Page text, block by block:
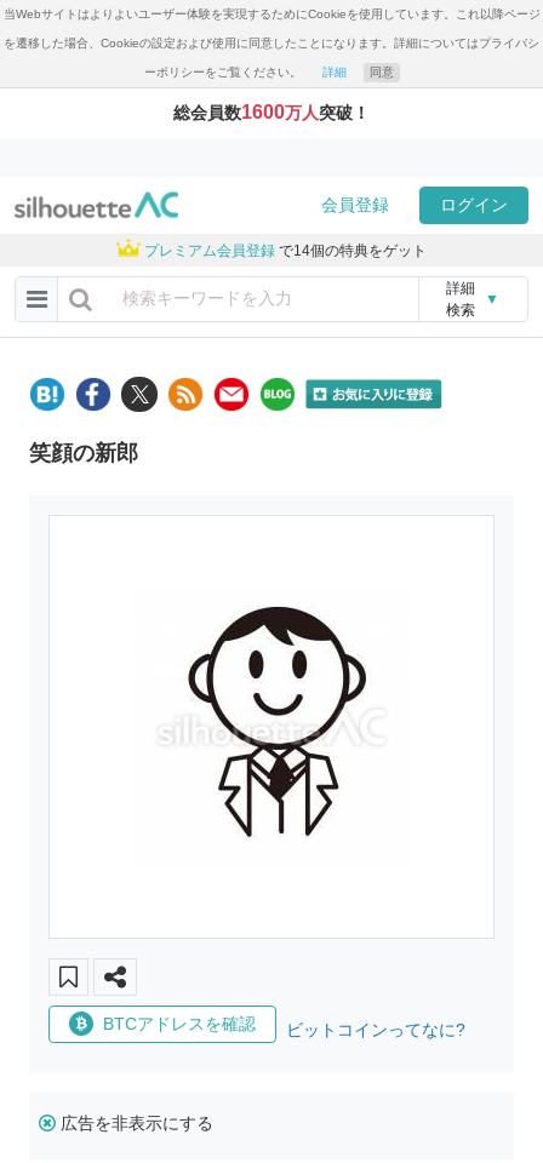
当Webサイトはよりよいユーザー体験を実現するためにCookieを使用しています。これ以降ページ
を遷移した場合、Cookieの設定および使用に同意したことになります。詳細についてはプライバシ
ーポリシーをご覧ください。 詳細 同意
総会員数1600万人突破！
会員登録 ログイン
プレミアム会員登録 で14個の特典をゲット
詳細
検索
▼
笑顔の新郎
BTCアドレスを確認 ビットコインってなに?
広告を非表示にする